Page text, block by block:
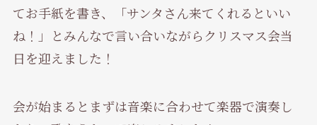
てお手紙を書き、「サンタさん来てくれるといい
ね！」とみんなで言い合いながらクリスマス会当
日を迎えました！
会が始まるとまずは音楽に合わせて楽器で演奏し